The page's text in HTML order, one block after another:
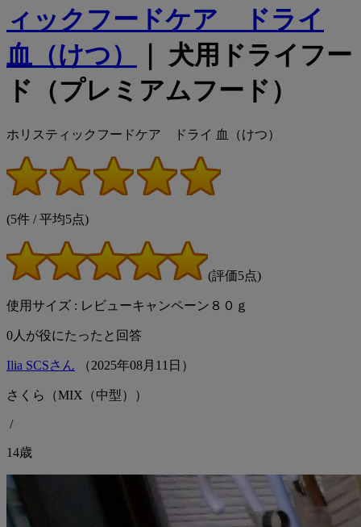
ィックフードケア ドライ
血（けつ）
｜ 犬用ドライフー
ド（プレミアムフード）
ホリスティックフードケア ドライ 血（けつ）
(5件 / 平均5点)
(評価5点)
使用サイズ : レビューキャンペーン８０ｇ
0 人が役にたったと回答
Ilia SCSさん （2025年08月 11 日）
さくら（MIX（中型））
/
14歳